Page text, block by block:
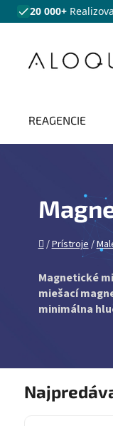
Prejsť na obsah
20 000+
REAGENCIE
Domov
/Prístroje/
Magnetické
miešací
minimálna